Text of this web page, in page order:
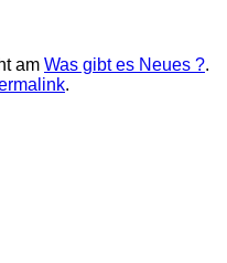
am Was gibt es Neues ?.
.